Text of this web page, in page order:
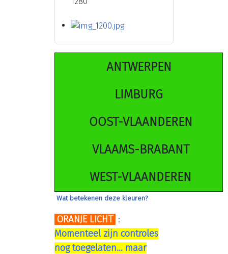
ANTWERPEN
LIMBURG
OOST-VLAANDEREN
VLAAMS-BRABANT
WEST-VLAANDEREN
Wat betekenen deze kleuren?
ORANJE LICHT :
Momenteel zijn controles
nog toegelaten... maar